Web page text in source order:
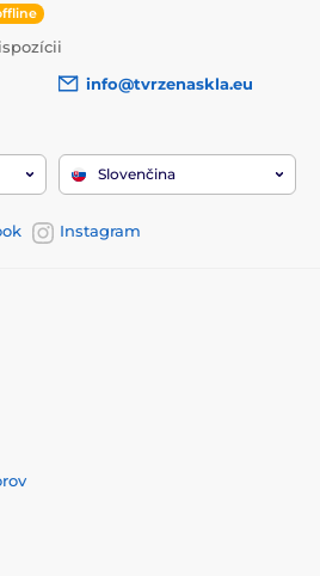
info@tvrzenaskla.eu
Slovenčina
Instagram